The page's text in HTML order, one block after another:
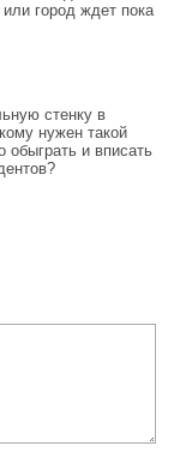
город ждет пока
стенку в
нужен такой
обыграть и вписать